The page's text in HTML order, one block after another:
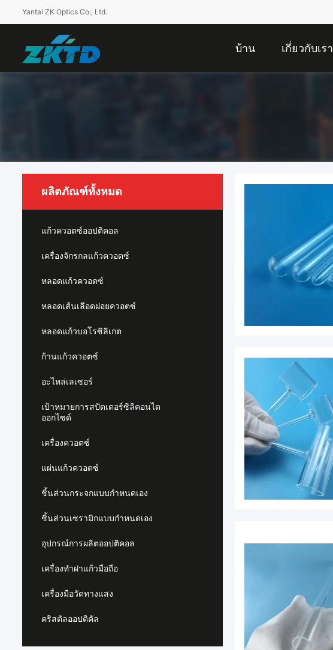
Yantai ZK Optics Co., Ltd.
บ้าน เกี่ยวกับเรา
ผลิตภัณฑ์ทั้งหมด
แก้วควอตซ์ออปติคอล
เครื่องจักรกลแก้วควอตซ์
หลอดแก้วควอตซ์
หลอดเส้นเลือดฝอยควอตซ์
หลอดแก้วบอโรซิลิเกต
ก้านแก้วควอตซ์
อะไหล่เลเซอร์
เป้าหมายการสปัตเตอร์ซิลิคอนได
ออกไซด์
เครื่องควอตซ์
แผ่นแก้วควอตซ์
ชิ้นส่วนกระจกแบบกำหนดเอง
ชิ้นส่วนเซรามิกแบบกำหนดเอง
อุปกรณ์การผลิตออปติคอล
เครื่องทำฝาแก้วมือถือ
เครื่องมือวัดทางแสง
คริสตัลออปติคัล